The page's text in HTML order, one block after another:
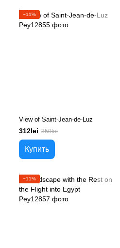
−11%
View of Saint-Jean-de-Luz
312lei 350lei
Купить
−11%